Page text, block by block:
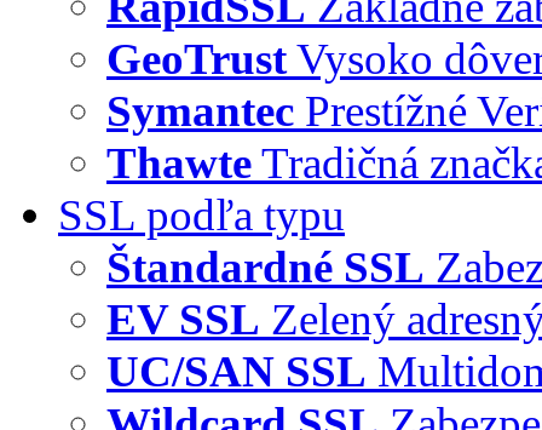
GeoTrustVysoko
Symantec Prestížné
ThawteTradičná
SSL podľa typu
Štandardné SSL
EV SSL Zelený
UC/SAN SSL